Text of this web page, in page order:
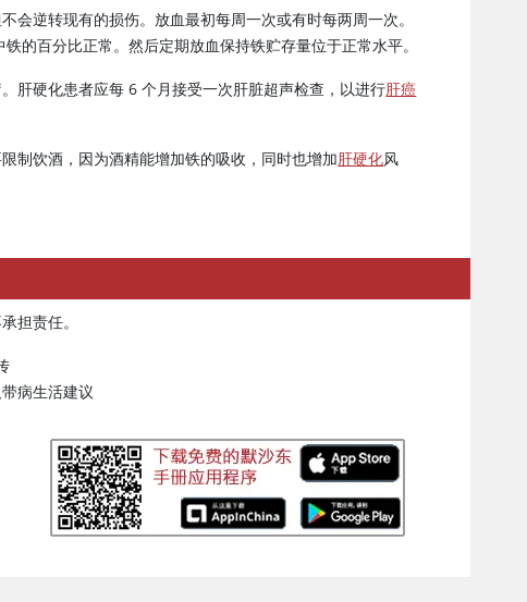
逆转现有的损伤。放血最初每周一次或有时每两周一次。
的百分比正常。然后定期放血保持铁贮存量位于正常水平。
肝硬化患者应每 6 个月接受一次肝脏超声检查，以进行肝癌
制饮酒，因为酒精能增加铁的吸收，同时也增加肝硬化风
担责任。
病生活建议